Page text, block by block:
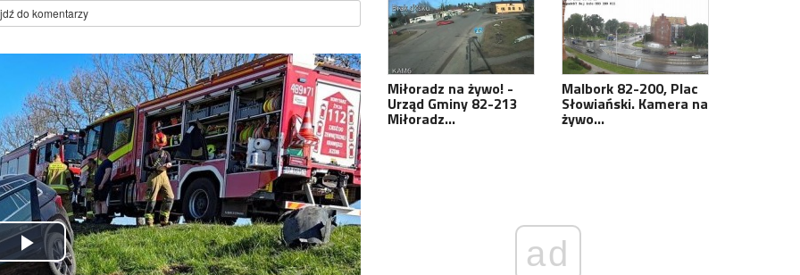
do komentarzy
Play
Miłoradz na żywo! -
Urząd Gminy 82-213
Miłoradz…
Malbork 82-200, Plac
Słowiański. Kamera na
żywo…
ad